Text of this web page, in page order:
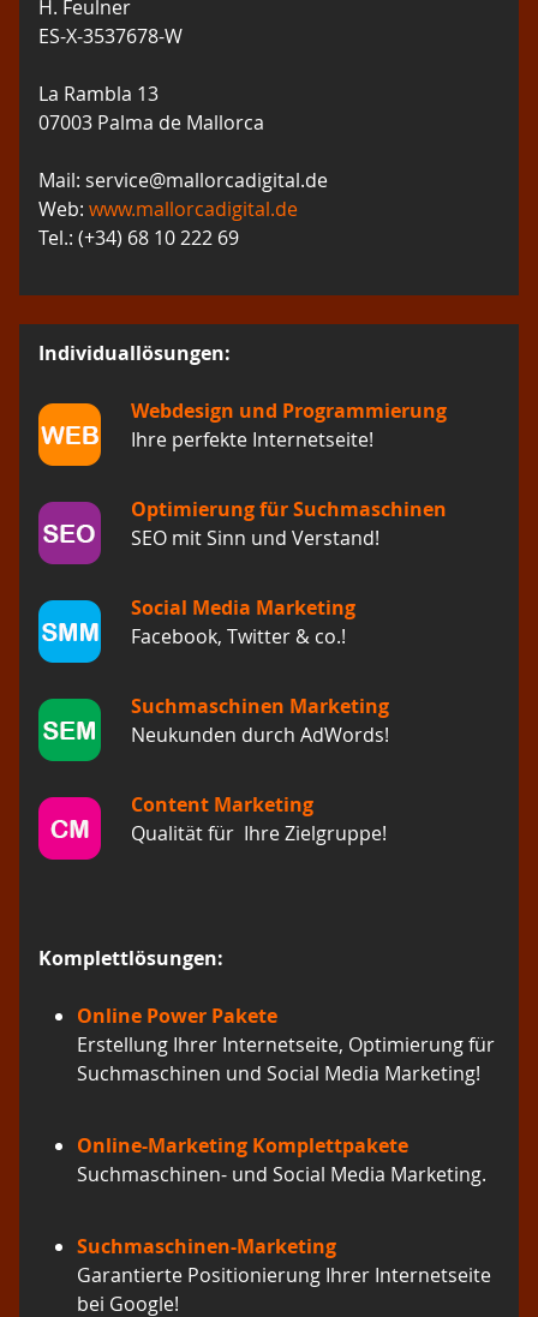
H. Feulner
ES-X-3537678-W
La Rambla 13
07003 Palma de Mallorca
Mail: service@mallorcadigital.de
Web: www.mallorcadigital.de
Tel.: (+34) 68 10 222 69
Individuallösungen:
Webdesign und Programmierung
Ihre perfekte Internetseite!
Optimierung für Suchmaschinen
SEO mit Sinn und Verstand!
Social Media Marketing
Facebook, Twitter & co.!
Suchmaschinen Marketing
Neukunden durch AdWords!
Content Marketing
Qualität für Ihre Zielgruppe!
Komplettlösungen:
Online Power Pakete
Erstellung Ihrer Internetseite, Optimierung für
Suchmaschinen und Social Media Marketing!
Online-Marketing Komplettpakete
Suchmaschinen- und Social Media Marketing.
Suchmaschinen-Marketing
Garantierte Positionierung Ihrer Internetseite
bei Google!